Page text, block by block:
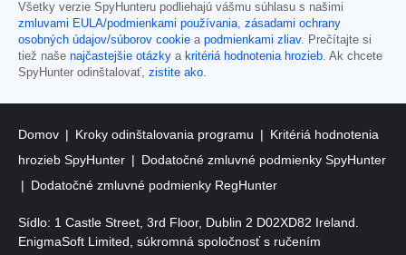
Všetky verzie SpyHunteru podliehajú vášmu súhlasu s našimi
zmluvami EULA/podmienkami používania, zásadami ochrany
osobných údajov/súborov cookie a podmienkami zliav. Prečítajte si
tiež naše najčastejšie otázky a kritériá hodnotenia hrozieb. Ak chcete
SpyHunter odinštalovať, zistite ako.
Domov Kroky odinštalovania programu
Kritériá hodnotenia
hrozieb SpyHunter
Dodatočné zmluvné podmienky SpyHunter
Dodatočné zmluvné podmienky RegHunter
Sídlo: 1 Castle Street, 3rd Floor, Dublin 2 D02XD82 Ireland.
EnigmaSoft Limited, súkromná spoločnosť s ručením